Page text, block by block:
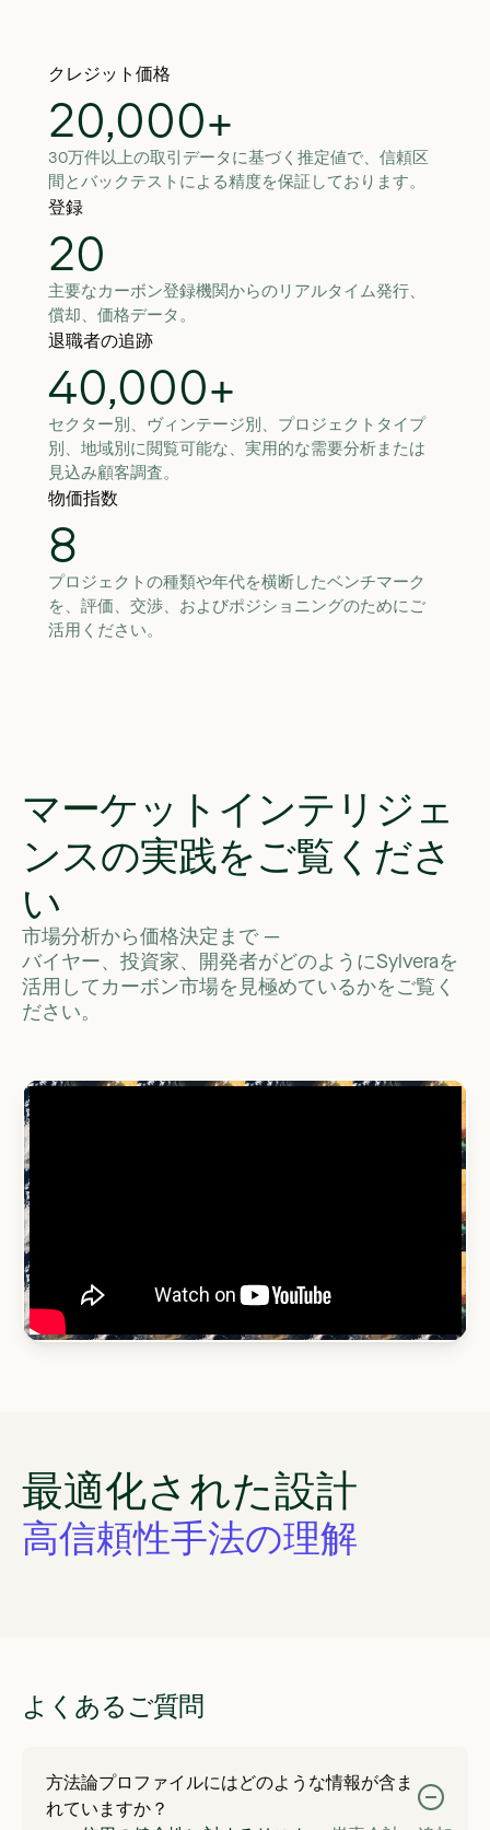
クレジット価格
20,000+
30万件以上の取引データに基づく推定値で、信頼区
間とバックテストによる精度を保証しております。
登録
20
主要なカーボン登録機関からのリアルタイム発行、
償却、価格データ。
退職者の追跡
40,000+
セクター別、ヴィンテージ別、プロジェクトタイプ
別、地域別に閲覧可能な、実用的な需要分析または
見込み顧客調査。
物価指数
8
プロジェクトの種類や年代を横断したベンチマーク
を、評価、交渉、およびポジショニングのためにご
活用ください。
マーケットインテリジェ
ンスの実践をご覧くださ
い
市場分析から価格決定まで —
バイヤー、投資家、開発者がどのようにSylveraを
活用してカーボン市場を見極めているかをご覧く
ださい。
最適化された設計
高信頼性手法の理解
予算要求の正当化
よくあるご質問
方法論プロファイルにはどのような情報が含ま
れていますか？